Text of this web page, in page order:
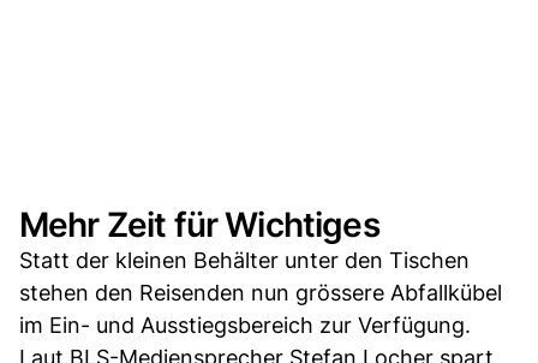
Mehr Zeit für Wichtiges
Statt der kleinen Behälter unter den Tischen
stehen den Reisenden nun grössere Abfallkübel
im Ein- und Ausstiegsbereich zur Verfügung.
Laut BLS-Mediensprecher Stefan Locher spart